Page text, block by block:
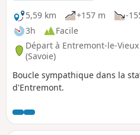
5,59 km
+157 m
-
3h
Facile
Départ à Entremont-le-Vieux
(Savoie)
Boucle sympathique dans la
d'Entremont.